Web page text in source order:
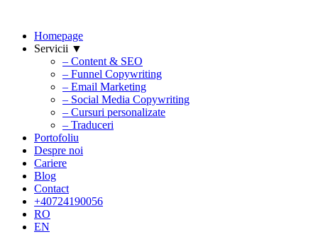
Homepage
Servicii ▼
– Content & SEO
– Funnel Copywriting
– Email Marketing
– Social Media Copywriting
– Cursuri personalizate
– Traduceri
Portofoliu
Despre noi
Cariere
Blog
Contact
+40724190056
RO
EN